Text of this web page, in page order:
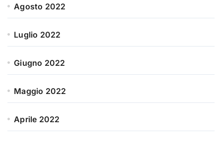
Agosto 2022
Luglio 2022
Giugno 2022
Maggio 2022
Aprile 2022